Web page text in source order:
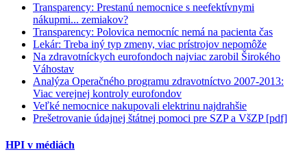
Transparency: Prestanú nemocnice s neefektívnymi
nákupmi... zemiakov?
Transparency: Polovica nemocníc nemá na pacienta čas
Lekár: Treba iný typ zmeny, viac prístrojov nepomôže
Na zdravotníckych eurofondoch najviac zarobil Širokého
Váhostav
Analýza Operačného programu zdravotníctvo 2007-2013:
Viac verejnej kontroly eurofondov
Veľké nemocnice nakupovali elektrinu najdrahšie
Prešetrovanie údajnej štátnej pomoci pre SZP a VšZP [pdf]
HPI v médiách